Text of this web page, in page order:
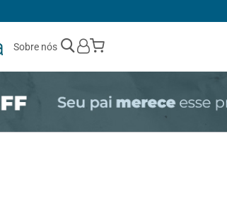
Sobre nós
My Cart